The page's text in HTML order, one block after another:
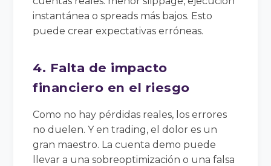
instantánea o spreads más bajos. Esto
puede crear expectativas erróneas.
4. Falta de impacto
financiero en el riesgo
Como no hay pérdidas reales, los errores
no duelen. Y en trading, el dolor es un
gran maestro. La cuenta demo puede
llevar a una sobreoptimización o una falsa